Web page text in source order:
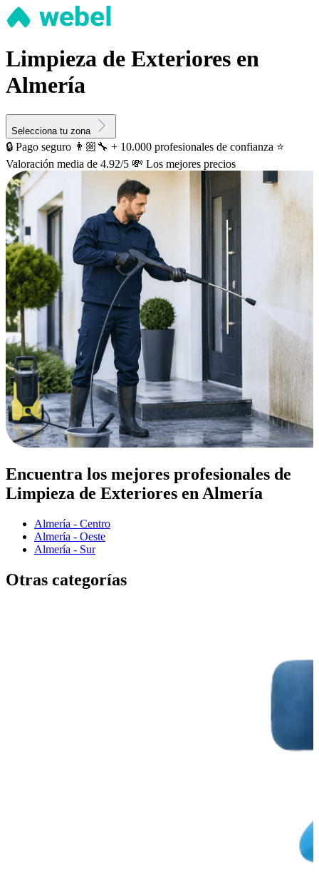
Limpieza de Exteriores en
Almería
Selecciona tu zona
🔒 Pago seguro 👨🏼‍🔧 + 10.000 profesionales de confianza ⭐️
Valoración media de 4.92/5 💸 Los mejores precios
Encuentra los mejores profesionales de
Limpieza de Exteriores en Almería
Almería - Centro
Almería - Oeste
Almería - Sur
Otras categorías